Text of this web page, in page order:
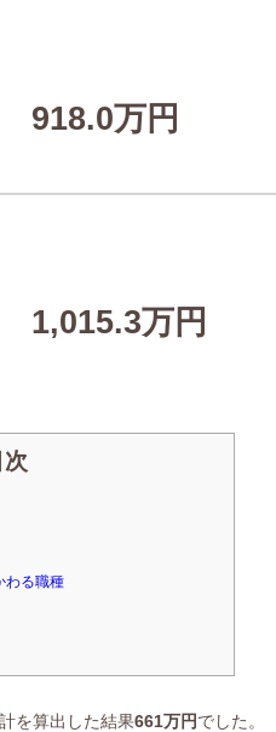
918.0万円
1,015.3万円
次
わる職種
を算出した結果661万円でした。